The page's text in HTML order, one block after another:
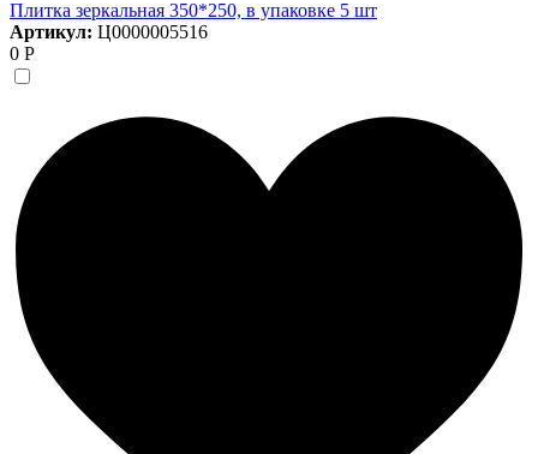
Плитка зеркальная 350*250, в упаковке 5 шт
Артикул: Ц0000005516
0 Р